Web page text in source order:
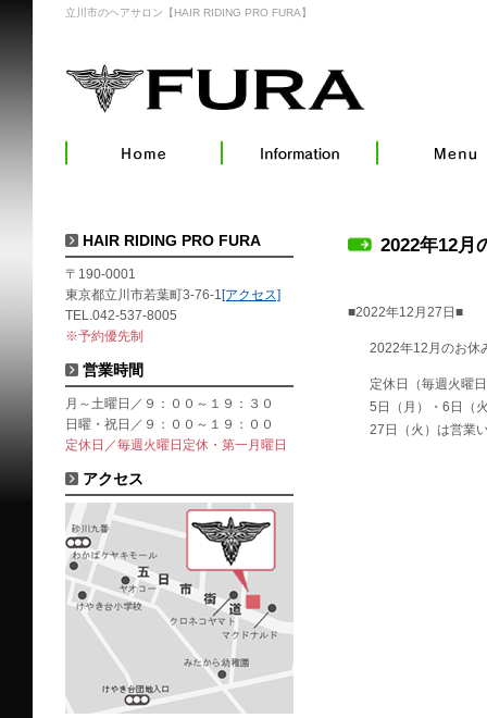
立川市のヘアサロン【HAIR RIDING PRO FURA】
2022年12月
■2022年12月27日■
2022年12月のお休
定休日（毎週火曜
5日（月）・6日（
27日（火）は営業
HAIR RIDING PRO FURA
〒190-0001
東京都立川市若葉町3-76-1 [アクセス]
TEL.042-537-8005
※予約優先制
営業時間
月～土曜日／９：００～１９：３０
日曜・祝日／９：００～１９：００
定休日／毎週火曜日定休・第一月曜日
アクセス